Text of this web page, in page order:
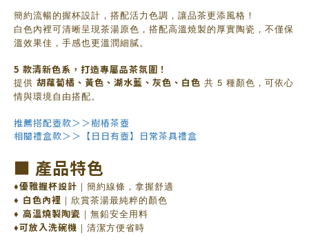
簡約流暢的握杯設計，搭配活力色調，讓品茶更添風格！
白色內裡可清晰呈現茶湯原色，搭配高溫燒製的厚實陶瓷，不僅保
溫效果佳，手感也更溫潤細膩。
5 款清新色系，打造專屬品茶氛圍！
提供 胡蘿蔔橘、黃色、湖水藍、灰色、白色 共 5 種顏色，可依心
情與環境自由搭配。
推薦搭配壺款＞＞樹樁茶壺
相關禮盒款＞＞【日日有壺】日常茶具禮盒
■ 產品特色
♦優雅握杯設計 ｜簡約線條，拿握舒適
♦ 白色內裡 ｜欣賞茶湯最純粹的顏色
♦ 高溫燒製陶瓷 ｜無鉛安全用料
♦可放入洗碗機 ｜清潔方便省時